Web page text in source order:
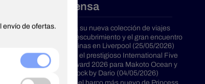
Notas de prensa
Cunard presenta su nueva colección de viajes
2028: historia, descubrimiento y el gran encuentro
de las Cuatro Reinas en Liverpool (25/05/2026)
Princess obtiene el prestigioso International Five
Star Diamond Award 2026 para Makoto Ocean y
The Butcher’s Block by Dario (04/05/2026)